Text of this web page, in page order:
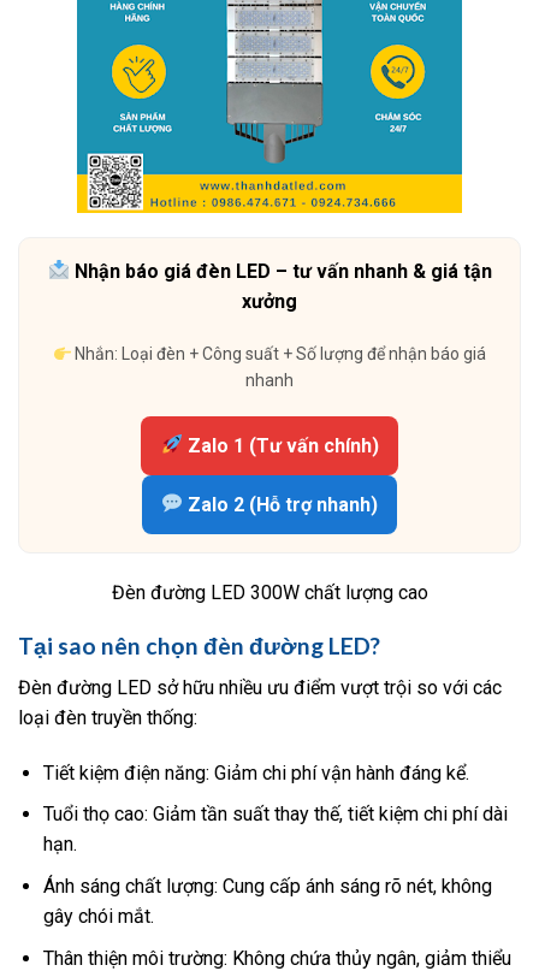
Nhận báo giá đèn LED – tư vấn nhanh & giá tận
xưởng
Nhắn: Loại đèn + Công suất + Số lượng để nhận báo giá
nhanh
Zalo 1 (Tư vấn chính)
Zalo 2 (Hỗ trợ nhanh)
Đèn đường LED 300W chất lượng cao
Tại sao nên chọn đèn đường LED?
Đèn đường LED sở hữu nhiều ưu điểm vượt trội so với các
loại đèn truyền thống:
Tiết kiệm điện năng: Giảm chi phí vận hành đáng kể.
Tuổi thọ cao: Giảm tần suất thay thế, tiết kiệm chi phí dài
hạn.
Ánh sáng chất lượng: Cung cấp ánh sáng rõ nét, không
gây chói mắt.
Thân thiện môi trường: Không chứa thủy ngân, giảm thiểu